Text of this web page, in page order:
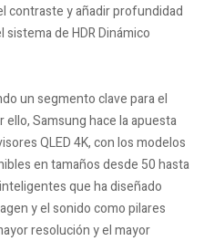
contraste y añadir profundidad
de HDR Dinámico
un segmento clave para el
Samsung hace la apuesta
QLED 4K, con los modelos
en tamaños desde 50 hasta
que ha diseñado
y el sonido como pilares
resolución y el mayor